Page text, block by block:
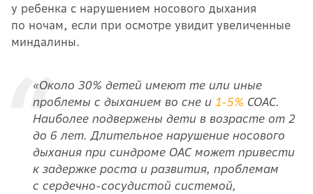
у ребенка с нарушением носового дыхания
по ночам, если при осмотре увидит увеличенные
миндалины.
«Около 30% детей имеют те или иные
проблемы с дыханием во сне и 1-5% СОАС.
Наиболее подвержены дети в возрасте от 2
до 6 лет. Длительное нарушение носового
дыхания при синдроме ОАС может привести
к задержке роста и развития, проблемам
с сердечно-сосудистой системой,